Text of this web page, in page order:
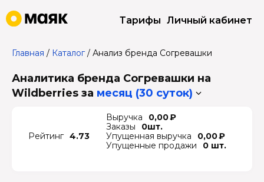
Тарифы Личный кабинет
Главная / Каталог/ Анализ бренда Согревашки
Аналитика бренда Согревашки на
Wildberries за месяц (30 суток)
Рейтинг 4.73
Выручка
0,00 ₽
Заказы
0шт.
Упущенная выручка
0,00 ₽
Упущенные продажи
0 шт.